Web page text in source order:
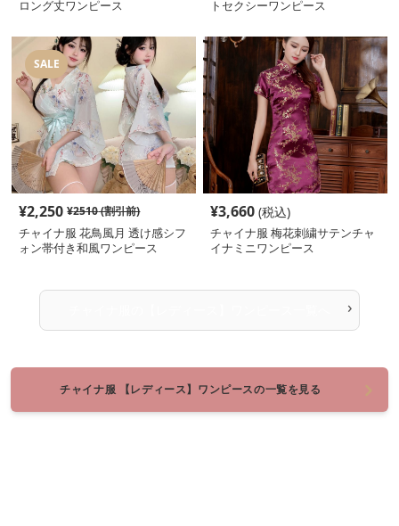
ロング丈ワンピース トセクシーワンピース
SALE
¥2,250 ¥2510(割引前)
チャイナ服 花鳥風月 透け感シフ
ォン帯付き和風ワンピース
¥3,660 (税込)
チャイナ服 梅花刺繍サテンチャ
イナミニワンピース
›
チャイナ服 【レディース】ワンピースの一覧を見る